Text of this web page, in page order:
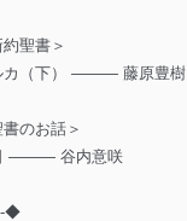
聖書＞
カ（下） ――― 藤原豊樹
のお話＞
――― 谷内意咲
◆